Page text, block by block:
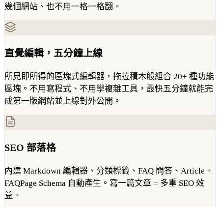
幾個網站、也不用一格一格翻。
直覺編輯，五分鐘上線
所見即所得的區塊式編輯器，拖拉積木般組合 20+ 種功能
區塊。不用寫程式、不用學複雜工具，最快五分鐘就能完
成第一版網站並上線對外公開。
SEO 部落格
內建 Markdown 編輯器、分類標籤、FAQ 問答、Article +
FAQPage Schema 自動產生。寫一篇文章 = 多重 SEO 效
益。